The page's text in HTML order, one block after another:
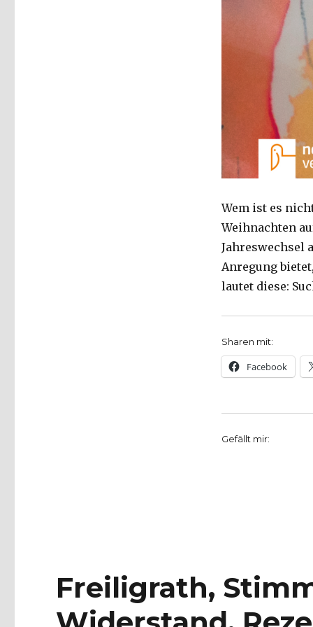
Wem ist es
Weihnachten
Jahreswechsel
Anregung
lautet diese:
Sharen mit:
Facebook
Gefällt mir:
Freiligrath,